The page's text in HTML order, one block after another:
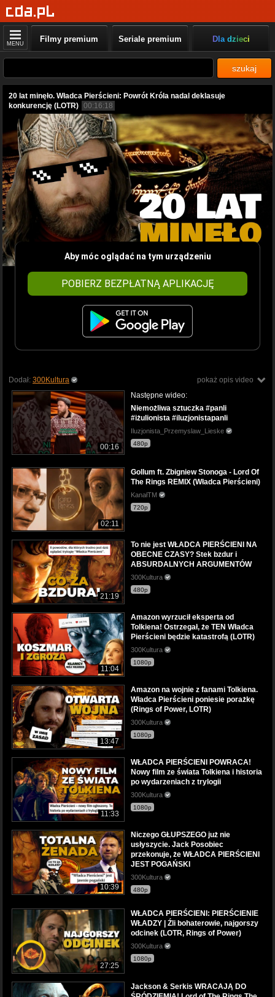
MENU Filmy premium Seriale premium Dla dzieci
szukaj
20 lat minęło. Władca Pierścieni: Powrót Króla nadal deklasuje
konkurencję (LOTR) 00:16:18
Aby móc oglądać na tym urządzeniu
POBIERZ BEZPŁATNĄ APLIKACJĘ
pokaż opis video
Dodał: 300Kultura
00:16
Następne wideo:
Niemożliwa sztuczka #panli
#iżulionista #iluzjonistapanli
Iluzjonista_Przemyslaw_Lieske
480p
02:11
Gollum ft. Zbigniew Stonoga - Lord Of
The Rings REMIX (Władca Pierścieni)
KanałTM
720p
21:19
To nie jest WŁADCA PIERŚCIENI NA
OBECNE CZASY? Stek bzdur i
ABSURDALNYCH ARGUMENTÓW
300Kultura
480p
11:04
Amazon wyrzucił eksperta od
Tolkiena! Ostrzegał, że TEN Władca
Pierścieni będzie katastrofą (LOTR)
300Kultura
1080p
13:47
Amazon na wojnie z fanami Tolkiena.
Władca Pierścieni poniesie porażkę
(Rings of Power, LOTR)
300Kultura
1080p
11:33
WŁADCA PIERŚCIENI POWRACA!
Nowy film ze świata Tolkiena i historia
po wydarzeniach z trylogii
300Kultura
1080p
10:39
Niczego GŁUPSZEGO już nie
usłyszycie. Jack Posobiec
przekonuje, że WŁADCA PIERŚCIENI
JEST POGAŃSKI
300Kultura
480p
27:25
WŁADCA PIERŚCIENI: PIERŚCIENIE
WŁADZY | Źli bohaterowie, najgorszy
odcinek (LOTR, Rings of Power)
300Kultura
1080p
Jackson & Serkis WRACAJĄ DO